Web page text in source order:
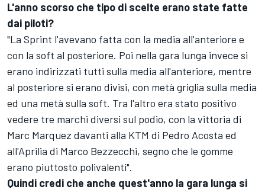
L'anno scorso che tipo di scelte erano state fatte
dai piloti?
"La Sprint l'avevano fatta con la media all'anteriore e
con la soft al posteriore. Poi nella gara lunga invece si
erano indirizzati tutti sulla media all'anteriore, mentre
al posteriore si erano divisi, con metà griglia sulla media
ed una metà sulla soft. Tra l'altro era stato positivo
vedere tre marchi diversi sul podio, con la vittoria di
Marc Marquez davanti alla KTM di Pedro Acosta ed
all'Aprilia di Marco Bezzecchi, segno che le gomme
erano piuttosto polivalenti".
Quindi credi che anche quest'anno la gara lunga si